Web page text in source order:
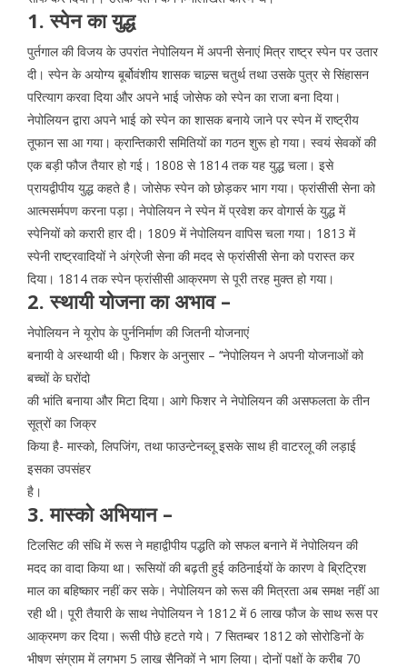
1. स्पेन का युद्ध
पुर्तगाल की विजय के उपरांत नेपोलियन में अपनी सेनाएं मित्र राष्ट्र स्पेन पर उतार
दी। स्पेन के अयोग्य बूर्बोवंशीय शासक चाल्र्स चतुर्थ तथा उसके पुत्र से सिंहासन
परित्याग करवा दिया और अपने भाई जोसेफ को स्पेन का राजा बना दिया।
नेपोलियन द्वारा अपने भाई को स्पेन का शासक बनाये जाने पर स्पेन में राष्ट्रीय
तूफान सा आ गया। क्रान्तिकारी समितियों का गठन शुरू हो गया। स्वयं सेवकों की
एक बड़ी फौज तैयार हो गई। 1808 से 1814 तक यह युद्ध चला। इसे
प्रायद्वीपीय युद्ध कहते है। जोसेफ स्पेन को छोड़कर भाग गया। फ्रांसीसी सेना को
आत्मसर्मपण करना पड़ा। नेपोलियन ने स्पेन में प्रवेश कर वोगार्स के युद्ध में
स्पेनियों को करारी हार दी। 1809 में नेपोलियन वापिस चला गया। 1813 में
स्पेनी राष्ट्रवादियों ने अंग्रेजी सेना की मदद से फ्रांसीसी सेना को परास्त कर
दिया। 1814 तक स्पेन फ्रांसीसी आक्रमण से पूरी तरह मुक्त हो गया।
2. स्थायी योजना का अभाव –
नेपोलियन ने यूरोप के पुर्ननिर्माण की जितनी योजनाएं
बनायी वे अस्थायी थी। फिशर के अनुसार – ‘‘नेपोलियन ने अपनी योजनाओं को
बच्चों के घरोंदो
की भांति बनाया और मिटा दिया। आगे फिशर ने नेपोलियन की असफलता के तीन
सूत्रों का जिक्र
किया है- मास्को, लिपजिंग, तथा फाउन्टेनब्लू इसके साथ ही वाटरलू की लड़ाई
इसका उपसंहर
है।
3. मास्को अभियान –
टिलसिट की संधि में रूस ने महाद्वीपीय पद्धति को सफल बनाने में नेपोलियन की
मदद का वादा किया था। रूसियों की बढ़ती हुई कठिनाईयों के कारण वे ब्रिट्रिश
माल का बहिष्कार नहीं कर सके। नेपोलियन को रूस की मित्रता अब समक्ष नहीं आ
रही थी। पूरी तैयारी के साथ नेपोलियन ने 1812 में 6 लाख फौज के साथ रूस पर
आक्रमण कर दिया। रूसी पीछे हटते गये। 7 सितम्बर 1812 को सोरोडिनों के
भीषण संग्राम में लगभग 5 लाख सैनिकों ने भाग लिया। दोनों पक्षों के करीब 70